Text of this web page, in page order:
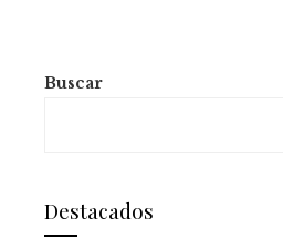
Buscar
Destacados